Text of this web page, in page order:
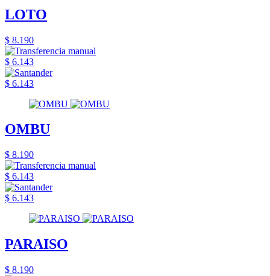
LOTO
$ 8.190
$ 6.143
$ 6.143
OMBU
$ 8.190
$ 6.143
$ 6.143
PARAISO
$ 8.190